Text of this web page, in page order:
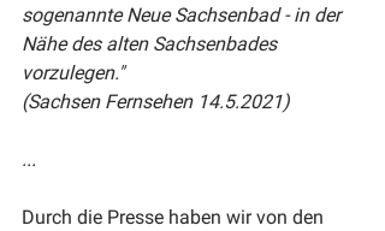
sogenannte Neue Sachsenbad - in der
Nähe des alten Sachsenbades
vorzulegen."
(Sachsen Fernsehen 14.5.2021)
...
Durch die Presse haben wir von den